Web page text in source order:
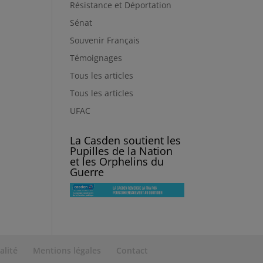
Résistance et Déportation
Sénat
Souvenir Français
Témoignages
Tous les articles
Tous les articles
UFAC
La Casden soutient les
Pupilles de la Nation
et les Orphelins du
Guerre
Mentions légales Contact